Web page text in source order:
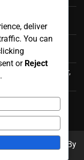
Framträdanden,
karriär, Landskamper,
Bidrag,
News Report By
deliver
You can
or Reject